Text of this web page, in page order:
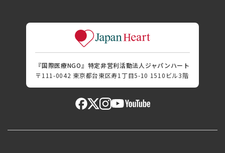
『国際医療NGO』特定非営利活動法人ジャパンハート
〒111-0042 東京都台東区寿1丁目5-10 1510ビル3階